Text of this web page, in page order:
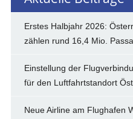
Erstes Halbjahr 2026:
zählen rund 16,4 Mio.
Einstellung der
für den Luftfahrtstandort
Neue Airline am Flughafen